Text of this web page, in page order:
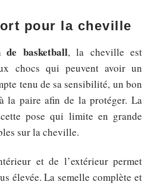
pour la cheville
de basketball, la cheville est
chocs qui peuvent avoir un
tenu de sa sensibilité, un bon
la paire afin de la protéger. La
pose qui limite en grande
sur la cheville.
et de l’extérieur permet
élevée. La semelle complète et